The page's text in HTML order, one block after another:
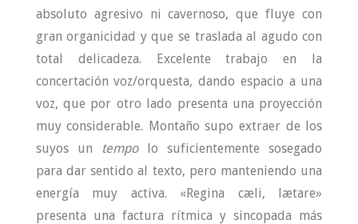
absoluto agresivo ni cavernoso, que fluye con
gran organicidad y que se traslada al agudo con
total delicadeza. Excelente trabajo en la
concertación voz/orquesta, dando espacio a una
voz, que por otro lado presenta una proyección
muy considerable. Montaño supo extraer de los
suyos un
tempolo suficientemente sosegado
para dar sentido al texto, pero manteniendo una
energía muy activa. «Regina cæli, lætare»
presenta una factura rítmica y sincopada más